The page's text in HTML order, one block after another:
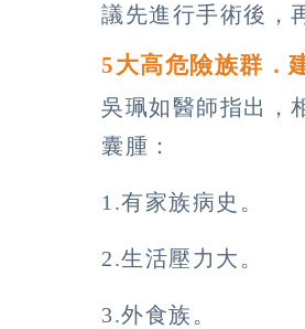
議先進行手術後，
5大高危險族群．
吳珮如醫師指出，
囊腫：
1.有家族病史。
2.生活壓力大。
3.外食族。